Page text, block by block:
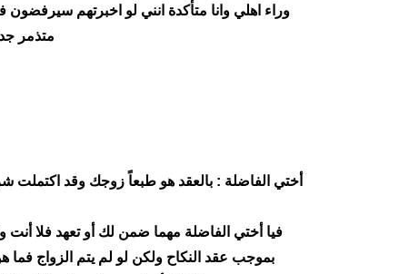
وراء اهلي وانا متأكدة انني لو اخبرتهم سيرفضون
متذمر
أختي الفاضلة : بالعقد هو طبعاً زوجك وقد اكتملت
فيا أختي الفاضلة مهما ضمن لك أو تعهد فلا
بموجب عقد النكاح ولكن لو لم يتم الزواج